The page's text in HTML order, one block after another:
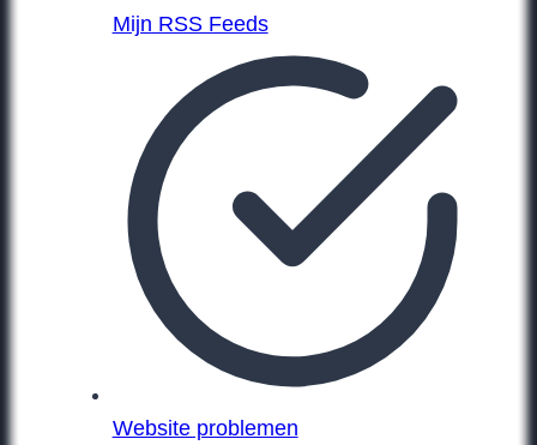
Mijn RSS Feeds
Website problemen